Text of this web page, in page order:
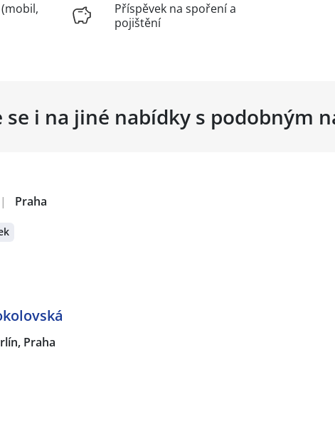
Příspěvek na spoření a
pojištění
se i na jiné nabídky s podobným
| Praha
Praha